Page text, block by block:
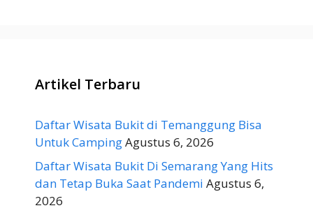
Artikel Terbaru
Daftar Wisata Bukit di Temanggung Bisa
Untuk CampingAgustus 6, 2026
Daftar Wisata Bukit Di Semarang Yang Hits
dan Tetap Buka Saat Pandemi Agustus 6,
2026